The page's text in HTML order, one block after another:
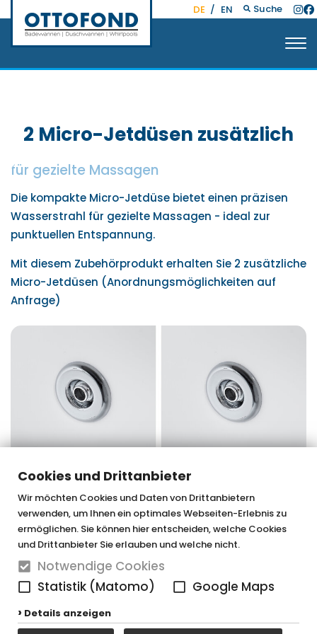
Cookies und Drittanbieter
Wir möchten Cookies und Daten von Drittanbietern
verwenden, um Ihnen ein optimales Webseiten-Erlebnis zu
ermöglichen. Sie können hier entscheiden, welche Cookies
und Drittanbieter Sie erlauben und welche nicht.
Notwendige Cookies
Statistik (Matomo)
Google Maps
Details anzeigen
DE / EN Suche
2 Micro-Jetdüsen zusätzlich
für gezielte Massagen
Die kompakte Micro-Jetdüse bietet einen präzisen
Wasserstrahl für gezielte Massagen - ideal zur
punktuellen Entspannung.
Mit diesem Zubehörprodukt erhalten Sie 2 zusätzliche
Micro-Jetdüsen (Anordnungsmöglichkeiten auf
Anfrage)
OTTOFOND GmbH & Co. KG
Graf-Zeppelin-Straße 42
33181 Bad Wünnenberg-Haaren
Tel. 0 29 57 / 98 77 - 0
Fax 0 29 57 / 98 77 - 90